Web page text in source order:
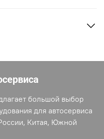
большой выбор
для автосервиса
Китая, Южной